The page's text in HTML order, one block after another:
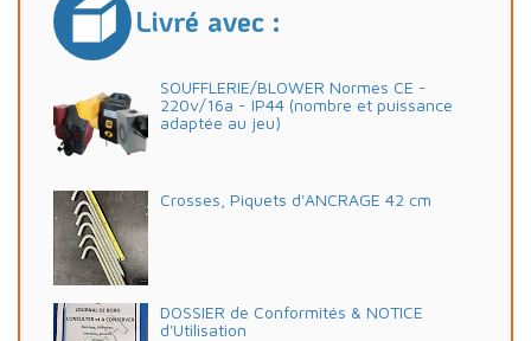
Livré avec :
SOUFFLERIE/BLOWER Normes CE -
220v/16a - IP44 (nombre et puissance
adaptée au jeu)
Crosses, Piquets d'ANCRAGE 42 cm
DOSSIER de Conformités & NOTICE
d'Utilisation